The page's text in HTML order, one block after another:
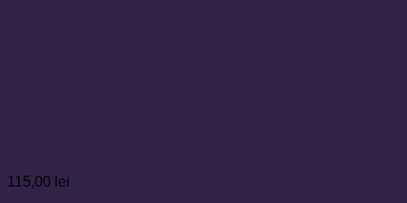
115,00 lei